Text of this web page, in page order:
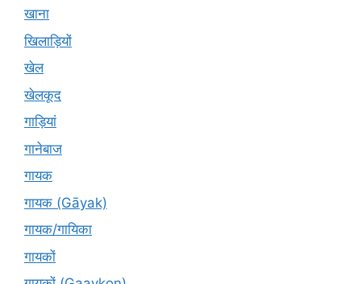
खाना
खिलाड़ियों
खेल
खेलकूद
गाड़ियां
गानेबाज
गायक
गायक (Gāyak)
गायक/गायिका
गायकों